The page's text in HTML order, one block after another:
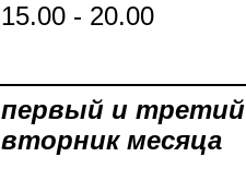
15.00 - 20.00
первый и третий
вторник месяца